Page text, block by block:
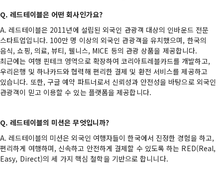
Q. 레드테이블은 어떤 회사인가요?
A. 레드테이블은 2011년에 설립된 외국인 관광객 대상의 인바운드 전문
스타트업입니다. 100만 명 이상의 외국인 관광객을 유치했으며, 한국의
음식, 쇼핑, 의료, 뷰티, 웰니스, MICE 등의 관광 상품을 제공합니다.
최근에는 여행 핀테크 영역으로 확장하여 코리아트레블카드를 개발하고,
우리은행 및 하나카드와 협력해 편리한 결제 및 환전 서비스를 제공하고
있습니다. 또한, 구글 예약 파트너로서 신뢰성과 안전성을 바탕으로 외국인
관광객이 믿고 이용할 수 있는 플랫폼을 제공합니다.
Q. 레드테이블의 미션은 무엇입니까?
A. 레드테이블의 미션은 외국인 여행자들이 한국에서 진정한 경험을 하고,
편리하게 여행하며, 신속하고 안전하게 결제할 수 있도록 하는 RED(Real,
Easy, Direct)의 세 가지 핵심 철학을 기반으로 합니니다.